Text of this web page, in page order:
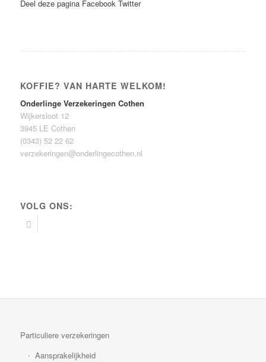
Deel deze pagina Facebook Twitter
KOFFIE? VAN HARTE WELKOM!
Onderlinge Verzekeringen Cothen
Wijkersloot 12
3945 LE Cothen
(0343) 52 22 62
verzekeringen@onderlingecothen.nl
VOLG ONS:
Particuliere verzekeringen
Aansprakelijkheid